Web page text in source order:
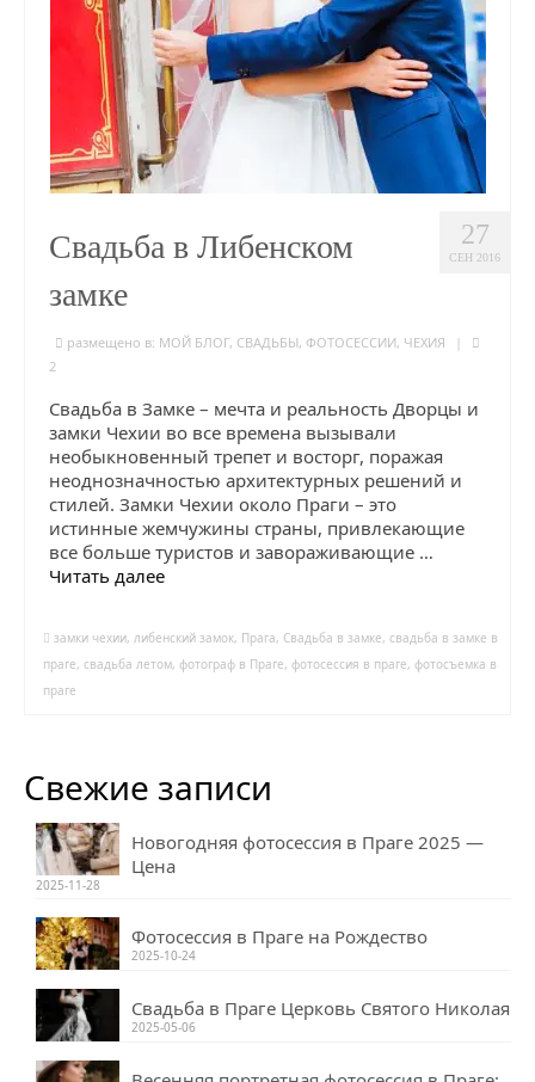
27
СЕН 2016
Свадьба в Либенском
замке
размещено в: МОЙ БЛОГ, СВАДЬБЫ, ФОТОСЕССИИ, ЧЕХИЯ
|
2
Свадьба в Замке – мечта и реальность Дворцы и
замки Чехии во все времена вызывали
необыкновенный трепет и восторг, поражая
неоднозначностью архитектурных решений и
стилей. Замки Чехии около Праги – это
истинные жемчужины страны, привлекающие
все больше туристов и завораживающие …
Читать далее
замки чехии, либенский замок, Прага, Свадьба в замке, свадьба в замке в
праге, свадьба летом, фотограф в Праге, фотосессия в праге, фотосъемка в
праге
Свежие записи
Новогодняя фотосессия в Праге 2025 —
Цена
2025-11-28
Фотосессия в Праге на Рождество
2025-10-24
Свадьба в Праге Церковь Святого Николая
2025-05-06